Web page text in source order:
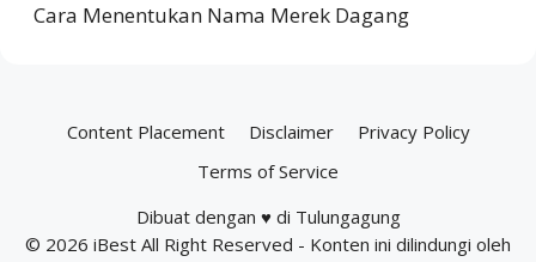
Cara Menentukan Nama Merek Dagang
Content Placement Disclaimer
Privacy Policy
Terms of Service
Dibuat dengan ♥ di Tulungagung
© 2026 iBest All Right Reserved - Konten ini dilindungi oleh